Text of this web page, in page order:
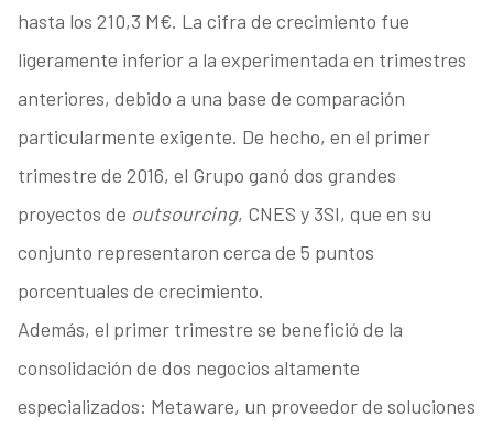
hasta los 210,3 M€. La cifra de crecimiento fue
ligeramente inferior a la experimentada en trimestres
anteriores, debido a una base de comparación
particularmente exigente. De hecho, en el primer
trimestre de 2016, el Grupo ganó dos grandes
proyectos de outsourcing, CNES y 3SI, que en su
conjunto representaron cerca de 5 puntos
porcentuales de crecimiento.
Además, el primer trimestre se benefició de la
consolidación de dos negocios altamente
especializados: Metaware, un proveedor de soluciones